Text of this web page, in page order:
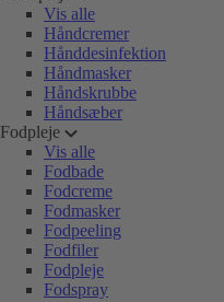
Vis alle
Håndcremer
Hånddesinfektion
Håndmasker
Håndskrubbe
Håndsæber
Fodpleje
Vis alle
Fodbade
Fodcreme
Fodmasker
Fodpeeling
Fodfiler
Fodpleje
Fodspray